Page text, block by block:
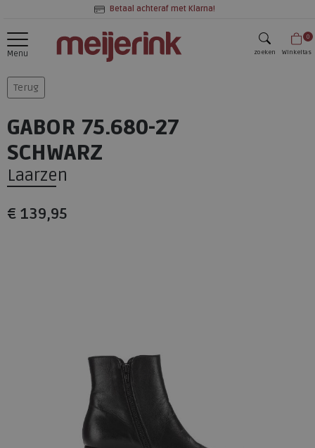
Betaal achteraf met Klarna!
Menu zoeken
0
Winkeltas
Terug
GABOR 75.680-27
SCHWARZ
Laarzen
€ 139,95